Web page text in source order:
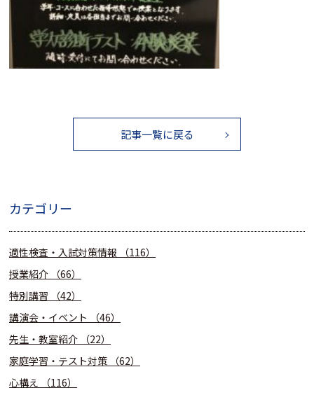
記事一覧に戻る
カテゴリー
適性検査・入試対策情報
（116）
授業紹介
（66）
特別講習
（42）
講演会・イベント
（46）
先生・教室紹介
（22）
家庭学習・テスト対策
（62）
心構え
（116）